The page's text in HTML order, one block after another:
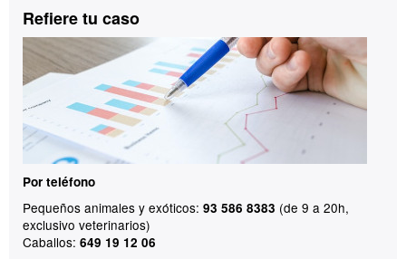
Contacto
Refiere tu caso
Por teléfono
Pequeños animales y exóticos: 93 586 8383 (de 9 a 20h,
exclusivo veterinarios)
Caballos: 649 19 12 06